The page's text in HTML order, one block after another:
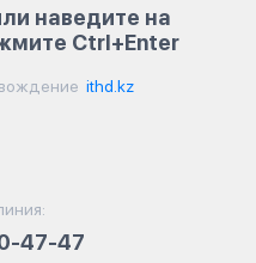
наведите на
Ctrl+Enter
ithd.kz
47-47